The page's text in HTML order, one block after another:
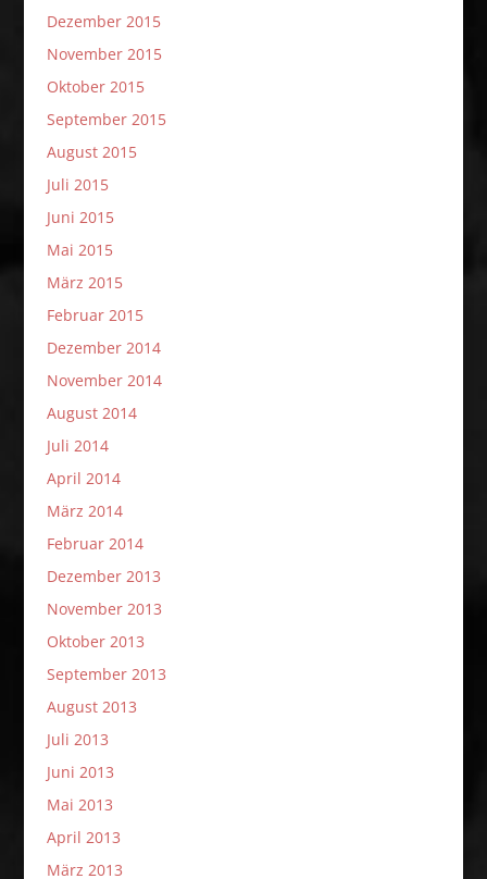
Dezember 2015
November 2015
Oktober 2015
September 2015
August 2015
Juli 2015
Juni 2015
Mai 2015
März 2015
Februar 2015
Dezember 2014
November 2014
August 2014
Juli 2014
April 2014
März 2014
Februar 2014
Dezember 2013
November 2013
Oktober 2013
September 2013
August 2013
Juli 2013
Juni 2013
Mai 2013
April 2013
März 2013